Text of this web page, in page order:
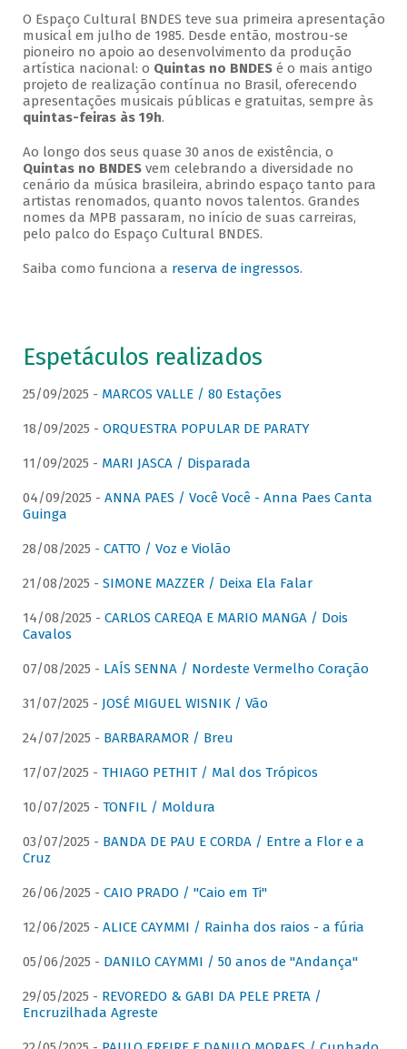
O Espaço Cultural BNDES teve sua primeira apresentação
musical em julho de 1985. Desde então, mostrou-se
pioneiro no apoio ao desenvolvimento da produção
artística nacional: o Quintas no BNDESé o mais antigo
projeto de realização contínua no Brasil, oferecendo
apresentações musicais públicas e gratuitas, sempre às
quintas-feiras às 19h.
Ao longo dos seus quase 30 anos de existência, o
Quintas no BNDESvem celebrando a diversidade no
cenário da música brasileira, abrindo espaço tanto para
artistas renomados, quanto novos talentos. Grandes
nomes da MPB passaram, no início de suas carreiras,
pelo palco do Espaço Cultural BNDES.
Saiba como funciona a reserva de ingressos.
Espetáculos realizados
25/09/2025 - MARCOS VALLE / 80 Estações
18/09/2025 - ORQUESTRA POPULAR DE PARATY
11/09/2025 - MARI JASCA / Disparada
04/09/2025 - ANNA PAES / Você Você - Anna Paes Canta
Guinga
28/08/2025 - CATTO / Voz e Violão
21/08/2025 - SIMONE MAZZER / Deixa Ela Falar
14/08/2025 - CARLOS CAREQA E MARIO MANGA / Dois
Cavalos
07/08/2025 - LAÍS SENNA / Nordeste Vermelho Coração
31/07/2025 - JOSÉ MIGUEL WISNIK / Vão
24/07/2025 - BARBARAMOR / Breu
17/07/2025 - THIAGO PETHIT / Mal dos Trópicos
10/07/2025 - TONFIL / Moldura
03/07/2025 - BANDA DE PAU E CORDA / Entre a Flor e a
Cruz
26/06/2025 - CAIO PRADO / "Caio em Ti"
12/06/2025 - ALICE CAYMMI / Rainha dos raios - a fúria
05/06/2025 - DANILO CAYMMI / 50 anos de "Andança"
29/05/2025 - REVOREDO & GABI DA PELE PRETA /
Encruzilhada Agreste